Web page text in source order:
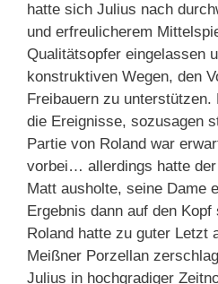
hatte sich Julius nach
und erfreulicherem
Qualitätsopfer eingelassen
konstruktiven Wegen, den
Freibauern zu
die Ereignisse, sozusagen
Partie von Roland war
vorbei… allerdings hatte
Matt ausholte, seine Dame
Ergebnis dann auf den
Roland hatte zu guter Letzt
Meißner Porzellan
Julius in hochgradiger